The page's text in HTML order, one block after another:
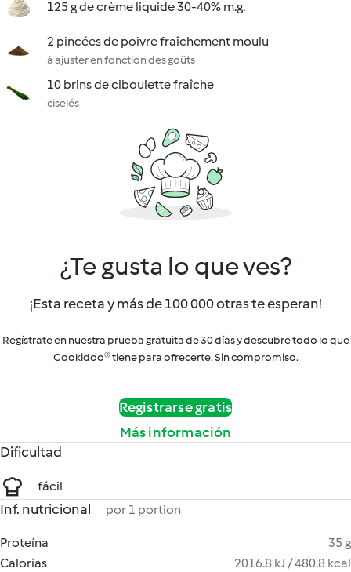
125 g de crème liquide 30-40% m.g.
2 pincées de poivre fraîchement moulu
à ajuster en fonction des goûts
10 brins de ciboulette fraîche
ciselés
¿Te gusta lo que ves?
¡Esta receta y más de 100 000 otras te esperan!
Regístrate en nuestra prueba gratuita de 30 días y descubre todo lo que
Cookidoo® tiene para ofrecerte. Sin compromiso.
Registrarse gratis
Más información
Dificultad
fácil
Inf. nutricional por 1 portion
Proteína
35 g
Calorías
2016.8 kJ / 480.8 kcal